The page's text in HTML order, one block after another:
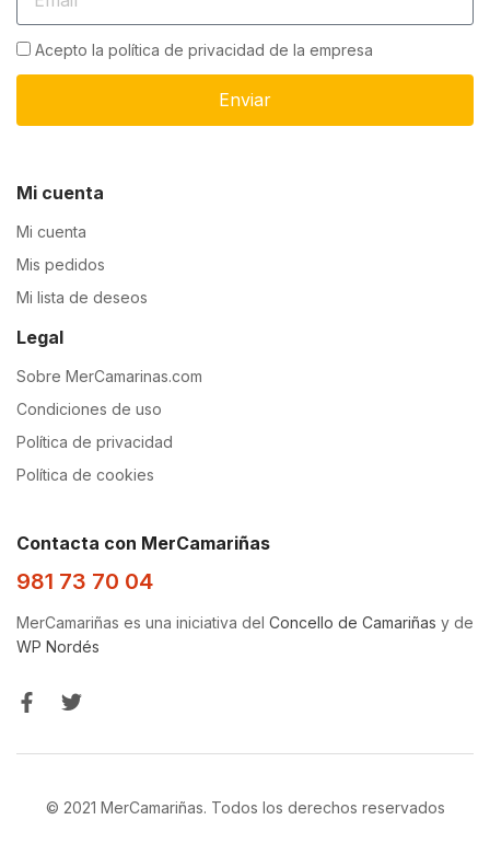
Acepto la política de privacidad de la empresa
Enviar
Mi cuenta
Mi cuenta
Mis pedidos
Mi lista de deseos
Legal
Sobre MerCamarinas.com
Condiciones de uso
Política de privacidad
Política de cookies
Contacta con MerCamariñas
981 73 70 04
MerCamariñas es una iniciativa del Concello de Camariñas y de
WP Nordés
© 2021 MerCamariñas. Todos los derechos reservados